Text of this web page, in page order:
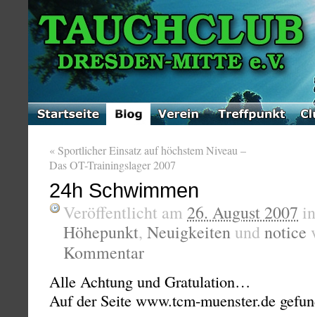
« Sportlicher Einsatz auf höchstem Niveau –
Das OT-Trainingslager 2007
24h Schwimmen
Veröffentlicht am 26. August 2007
Höhepunkt, Neuigkeiten und notice
Kommentar
Alle Achtung und Gratulation…
Auf der Seite www.tcm-muenster.de